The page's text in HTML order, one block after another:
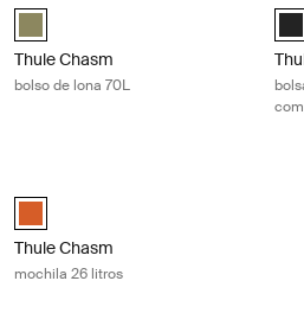
Thule Chasm 70L duffel Verde olivino
Thule Chasm
bolso de lona 70L
Thule Chasm backpack 26L Otoñal
Thule Chasm
mochila 26 litros